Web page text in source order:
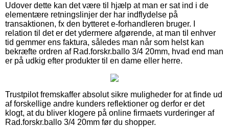
Udover dette kan det være til hjælp at man er sat ind i de
elementære retningslinjer der har indflydelse på
transaktionen, fx den bytteret e-forhandleren bruger. I
relation til det er det ydermere afgørende, at man til enhver
tid gemmer ens faktura, således man når som helst kan
bekræfte ordren af Rad.forskr.ballo 3/4 20mm, hvad end man
er på udkig efter produkter til en dame eller herre.
Trustpilot fremskaffer absolut sikre muligheder for at finde ud
af forskellige andre kunders reflektioner og derfor er det
klogt, at du bliver klogere på online firmaets vurderinger af
Rad.forskr.ballo 3/4 20mm før du shopper.